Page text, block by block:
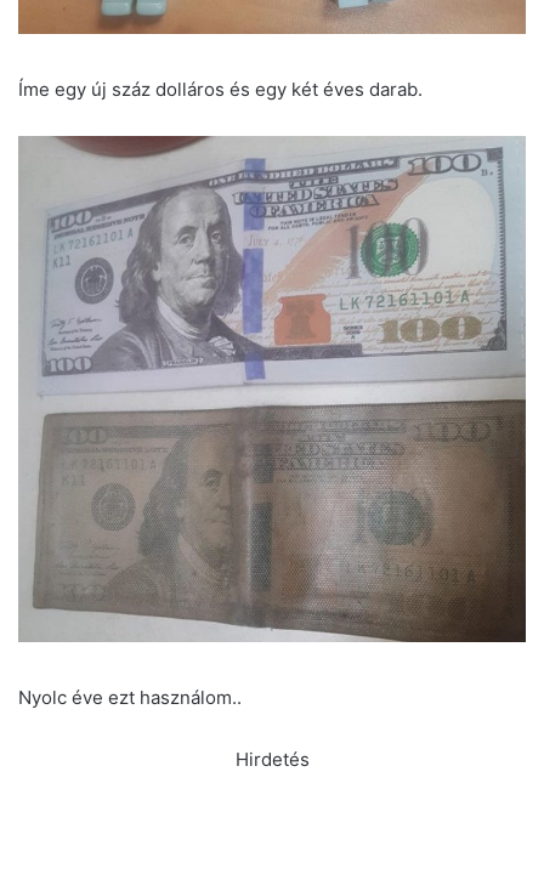
Íme egy új száz dolláros és egy két éves darab.
Nyolc éve ezt használom..
Hirdetés